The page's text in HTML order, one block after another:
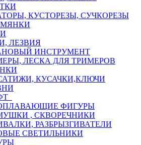
КУСТОРЕЗЫ, СУЧКОРЕЗЫ
ЛЕЗВИЯ
ИНСТРУМЕНТ
ЛЕСКА ДЛЯ ТРИМЕРОВ
КУСАЧКИ,КЛЮЧИ
ФИГУРЫ
, СКВОРЕЧНИКИ
РАЗБРЫЗГИВАТЕЛИ
СВЕТИЛЬНИКИ